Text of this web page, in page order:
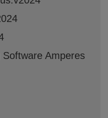
Amperes